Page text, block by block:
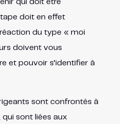
qui doit être
doit en effet
du type « moi
doivent vous
et pouvoir s’identifier à
sont confrontés à
qui sont liées aux